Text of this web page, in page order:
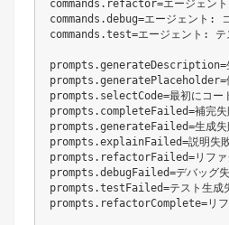
commands.refactor=エージェン
commands.debug=エージェント:
commands.test=エージェント: テ
prompts.generateDescription=生
prompts.generatePlaceholder=
prompts.selectCode=最初にコー
prompts.completeFailed=補完
prompts.generateFailed=生成
prompts.explainFailed=説明失
prompts.refactorFailed=リファ
prompts.debugFailed=デバッグ
prompts.testFailed=テスト生
prompts.refactorComplete=リ